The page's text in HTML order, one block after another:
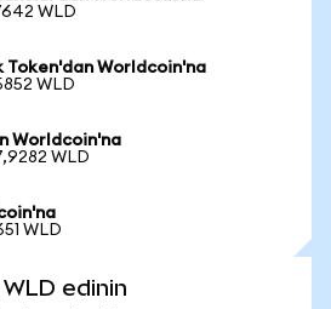
WLD
Token'dan Worldcoin'na
WLD
Worldcoin'na
WLD
WLD
edinin